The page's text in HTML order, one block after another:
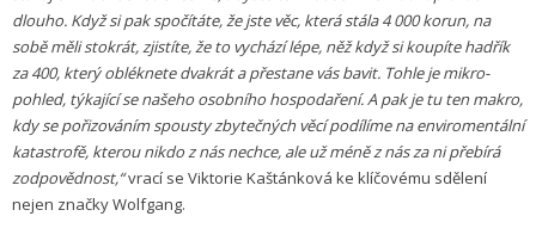
dlouho. Když si pak spočítáte, že jste věc, která stála 4 000 korun, na
sobě měli stokrát, zjistíte, že to vychází lépe, něž když si koupíte hadřík
za 400, který obléknete dvakrát a přestane vás bavit. Tohle je mikro-
pohled, týkající se našeho osobního hospodaření. A pak je tu ten makro,
kdy se pořizováním spousty zbytečných věcí podílíme na enviromentální
katastrofě, kterou nikdo z nás nechce, ale už méně z nás za ni přebírá
zodpovědnost,“vrací se Viktorie Kaštánková ke klíčovému sdělení
nejen značky Wolfgang.